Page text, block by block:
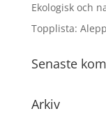
Ekologisk och
Topplista:
Senaste
Arkiv